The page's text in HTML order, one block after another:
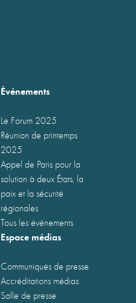
Événements
Le Forum 2025
Réunion de printemps
2025
Appel de Paris pour la
solution à deux États, la
paix et la sécurité
régionales
Tous les événements
Espace médias
Communiqués de presse
Accréditations médias
Salle de presse